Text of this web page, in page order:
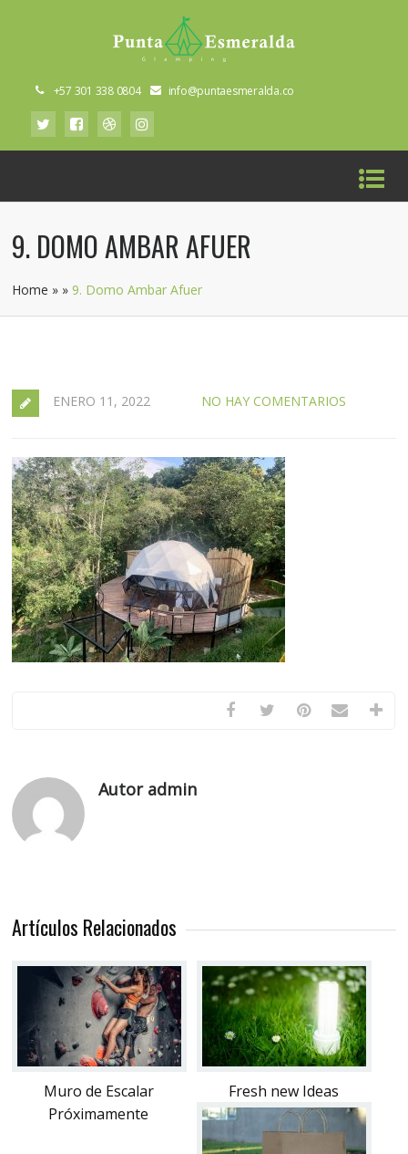
+57 301 338 0804 info@puntaesmeralda.co
9. DOMO AMBAR AFUER
Home » » 9. Domo Ambar Afuer
ENERO 11, 2022 NO HAY COMENTARIOS
Autor admin
Artículos Relacionados
Muro de Escalar
Próximamente
Fresh new Ideas